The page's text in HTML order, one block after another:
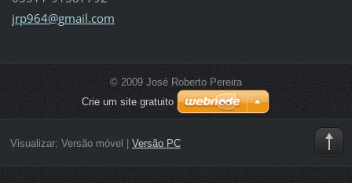
jrp964@gmail.com
© 2009 José Roberto Pereira
Crie um site gratuito
Visualizar: Versão móvel Versão PC